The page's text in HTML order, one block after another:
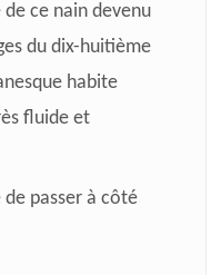
ce nain devenu
du dix-huitième
habite
fluide et
passer à côté